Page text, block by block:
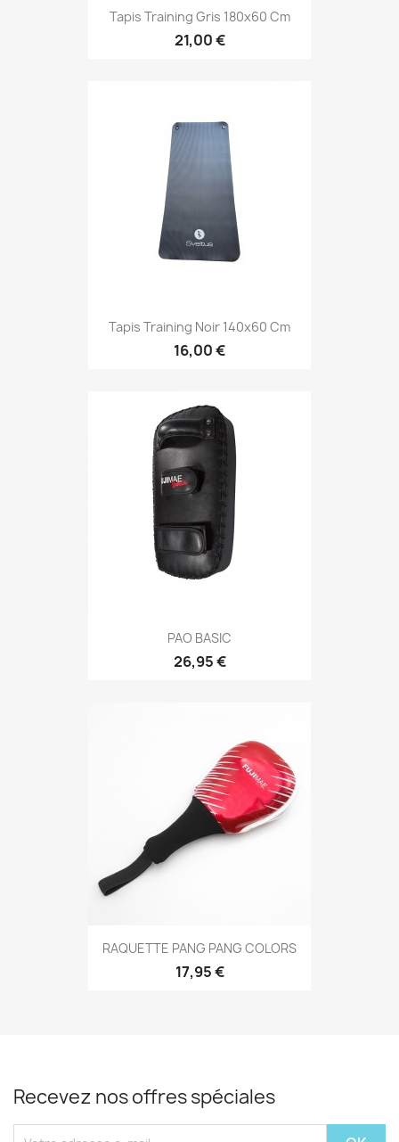
Aperçu rapide
Tapis Training Gris 180x60 Cm
21,00 €
Aperçu rapide
Tapis Training Noir 140x60 Cm
16,00 €
Aperçu rapide
PAO BASIC
26,95 €
Aperçu rapide
RAQUETTE PANG PANG COLORS
17,95 €
Recevez nos offres spéciales